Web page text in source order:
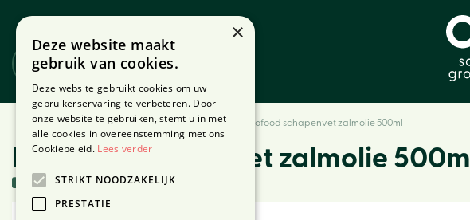
naar
content
Home Producten Dier Honden Verzorging Biofood schapenvet zalmolie 500ml
Website Webshop
Biofood schapenvet zalmolie 500ml
3 stuks in voorraad
×
Deze website maakt
gebruik van cookies.
Deze website gebruikt cookies om uw
gebruikerservaring te verbeteren. Door
onze website te gebruiken, stemt u in met
alle cookies in overeenstemming met ons
Cookiebeleid. Lees verder
STRIKT NOODZAKELIJK
PRESTATIE